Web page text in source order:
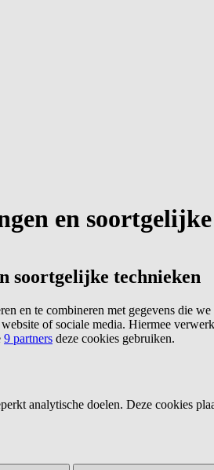
en
soortgelijke technieken
en te combineren met gegevens die
of sociale media. Hiermee
9 partners deze cookies gebruiken.
analytische doelen. Deze cookies